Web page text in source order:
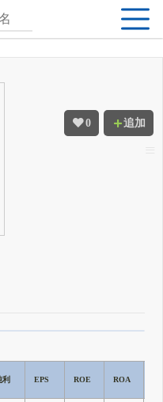
0 追加
める
の先行利用も付きます
利 EPS ROE ROA